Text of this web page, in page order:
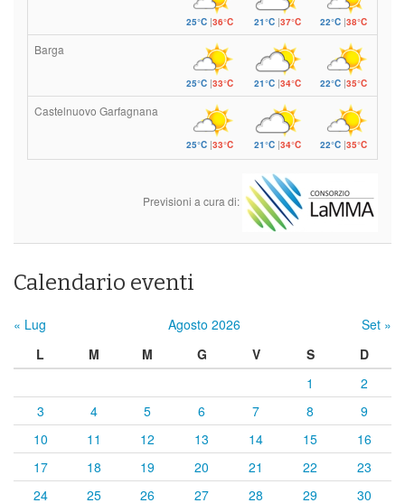
25°C|36°C 21°C|37°C 22°C |38°C
Barga
25°C|33°C 21°C|34°C 22°C |35°C
Castelnuovo Garfagnana
25°C|33°C 21°C|34°C 22°C |35°C
Previsioni a cura di:
Calendario eventi
« Lug Agosto 2026
Set »
L
M M G V S
D
1
2
3
4 5 6 7 8
9
10
11 12 13 14 15
16
17
18 19 20 21 22
23
24
25 26 27 28 29 30